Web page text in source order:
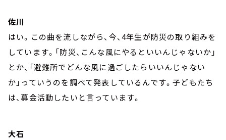
佐川
はい。この曲を流しながら、今、4年生が防災の取り組みを
しています。「防災、こんな風にやるといいんじゃないか」
とか、「避難所でどんな風に過ごしたらいいんじゃない
か」っていうのを調べて発表しているんです。子どもたち
は、募金活動したいと言っています。
大石